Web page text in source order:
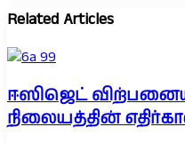
Related Articles
ஈஸிஜெட்
நிலையத்தின்